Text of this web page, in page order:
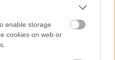
enable storage
cookies on web or
próbára tette az